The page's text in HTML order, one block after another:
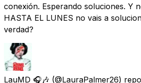
conexión. Esperando soluciones. Y
HASTA EL LUNES no vais a
verdad?
LauMD 🎧🎶 (@LauraPalmer26)